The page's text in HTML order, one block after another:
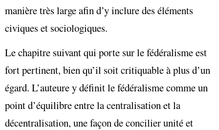
manière très large afin d’y inclure des éléments
civiques et sociologiques.
Le chapitre suivant qui porte sur le fédéralisme est
fort pertinent, bien qu’il soit critiquable à plus d’un
égard. L’auteure y définit le fédéralisme comme un
point d’équilibre entre la centralisation et la
décentralisation, une façon de concilier unité et